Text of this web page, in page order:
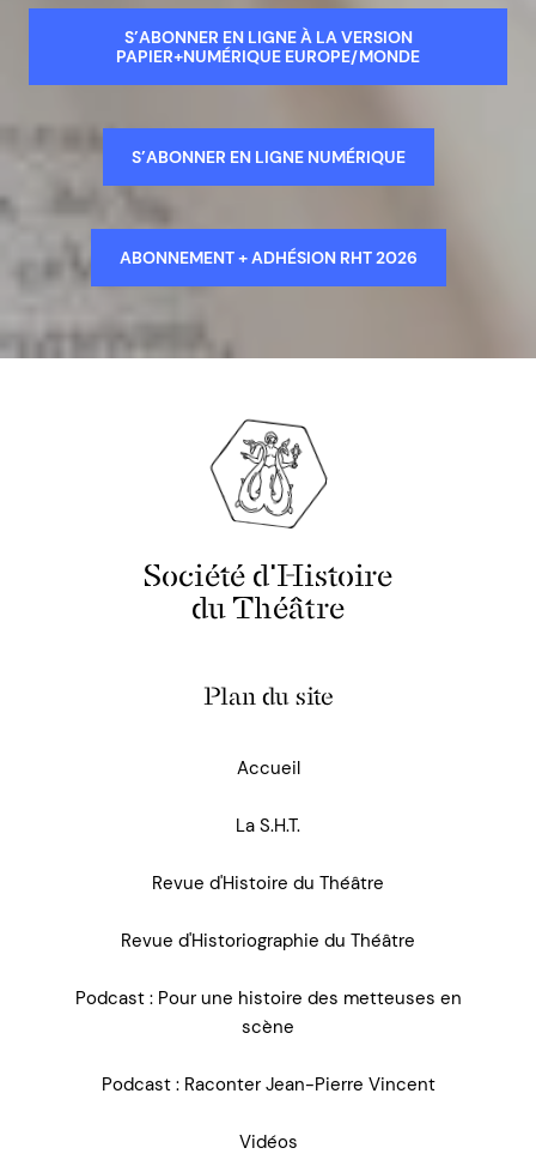
S’ABONNER EN LIGNE À LA VERSION
PAPIER+NUMÉRIQUE EUROPE/MONDE
S’ABONNER EN LIGNE NUMÉRIQUE
ABONNEMENT + ADHÉSION RHT 2026
Société d'Histoire
du Théâtre
Plan du site
Accueil
La S.H.T.
Revue d'Histoire du Théâtre
Revue d'Historiographie du Théâtre
Podcast : Pour une histoire des metteuses en
scène
Podcast : Raconter Jean-Pierre Vincent
Vidéos